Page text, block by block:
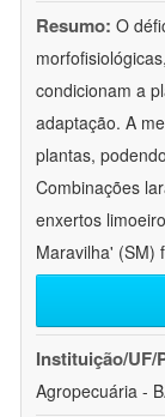
Resumo: O
condicionam a
adaptação. A
plantas,
Combinações
enxertos
Maravilha' (SM)
Instituição/UF/
Agropecuária -